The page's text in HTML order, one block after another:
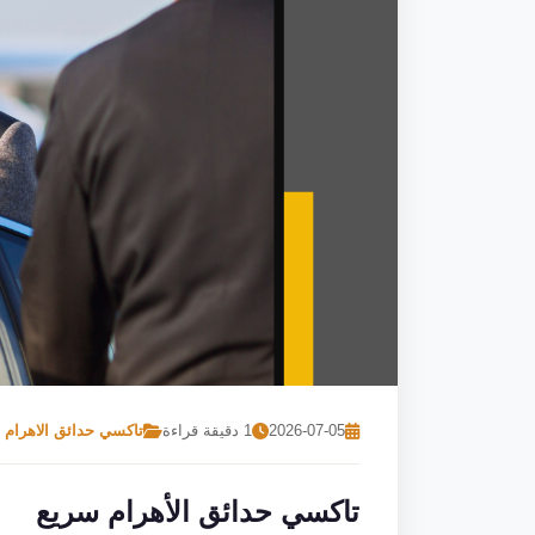
2026-07-05 1 دقيقة قراءة تاكسي حدائق الاهرام
تاكسي حدائق الأهرام سريع